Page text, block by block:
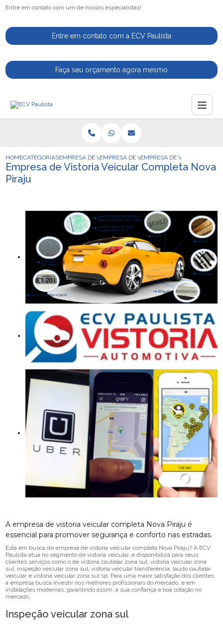
Entre em contato com um de nossos especialistas!
Entre em contato com a ECV Paulista
Faça seu orçamento agora mesmo
HOMECATEGORIASEMPRESA DE VISTORIA VEICULAR
EMPRESA DE VISTORIA VEICULAR PARA
EMPRESA DE VISTORIA
Empresa de Vistoria Veicular Completa Nova
Piraju
A empresa de vistoria veicular completa Nova Piraju é
essencial para promover segurança e conforto nas estradas.
Está em busca de empresa de vistoria veicular completa Nova Piraju? A ECV
Paulista atua no segmento de vistoria veicular, e disponibiliza para seus
clientes serviços como o de vistoria cautelar zona sul, vistoria veicular zona
sul, inspeção veicular zona sul, vistoria veicular transferência, laudo cautelar
veicular e vistoria veicular zona sul sp. Para uma maior satisfação dos clientes,
a empresa busca investir nos melhores profissionais do mercado, e em
instalações modernas, garantindo assim, a sua confiança e boa cotação no
mercado.
Inspeção veicular zona sul